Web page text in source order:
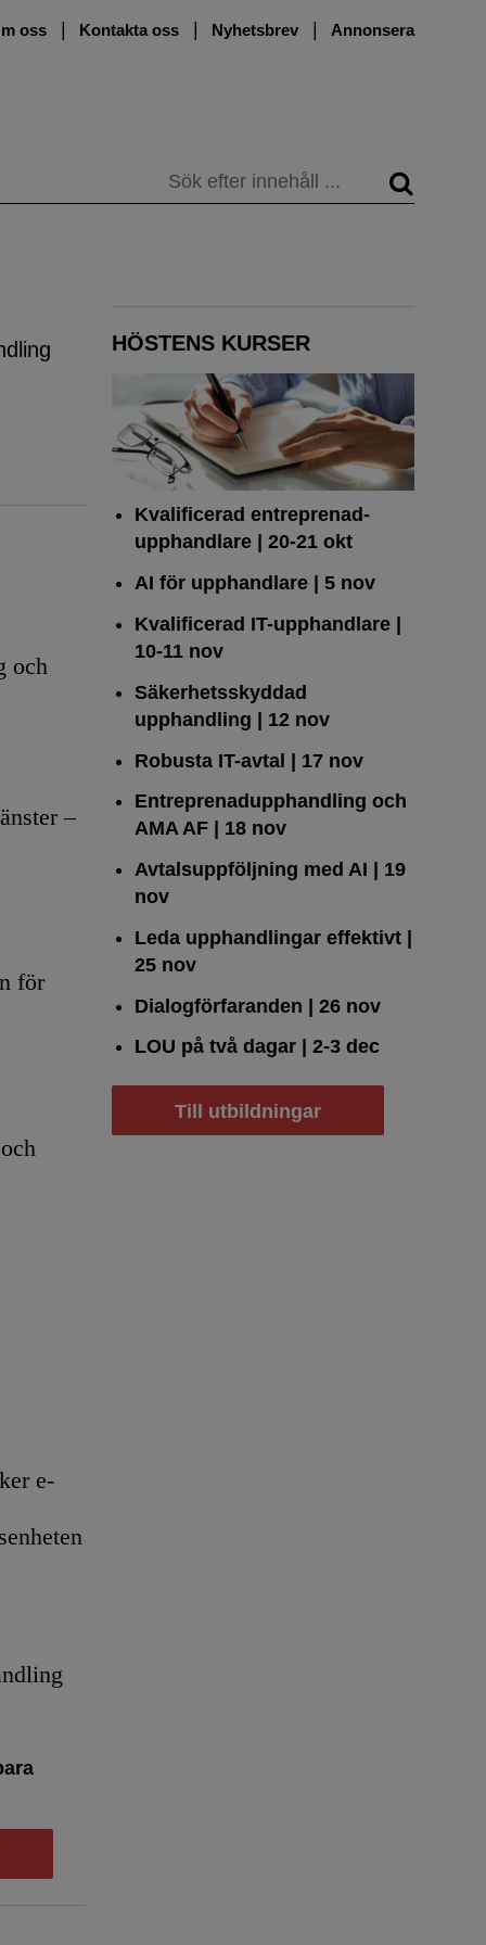
oss Kontakta oss Nyhetsbrev Annonsera
Sök
och
–
för
e-
HÖSTENS KURSER
Kvalificerad entreprenad­
upphandlare
| 20-21 okt
AI för upphandlare | 5 nov
Kvalificerad IT-upphandlare |
10-11 nov
Säkerhetsskyddad
upphandling | 12 nov
Robusta IT-avtal | 17 nov
Entreprenadupphandling och
AMA AF | 18 nov
Avtalsuppföljning med AI | 19
nov
Leda upphandlingar effektivt |
25 nov
Dialogförfaranden | 26 nov
LOU på två dagar | 2-3 dec
Till utbildningar